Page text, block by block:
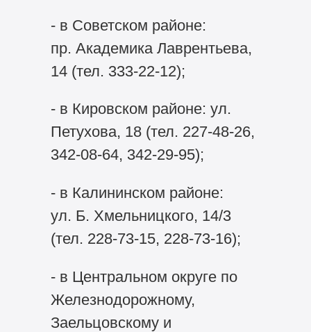
- в Советском районе:
пр. Академика Лаврентьева,
14 (тел. 333-22-12);
- в Кировском районе: ул.
Петухова, 18 (тел. 227-48-26,
342-08-64, 342-29-95);
- в Калининском районе:
ул. Б. Хмельницкого, 14/3
(тел. 228-73-15, 228-73-16);
- в Центральном округе по
Железнодорожному,
Заельцовскому и